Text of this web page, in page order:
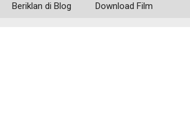
Beriklan di Blog Download Film